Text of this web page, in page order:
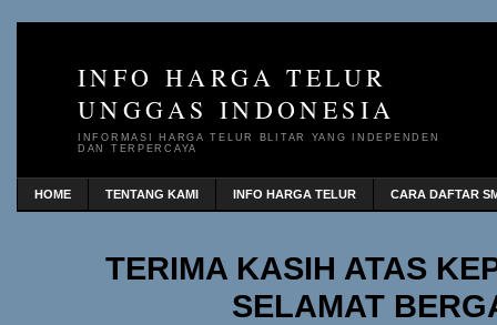
INFO HARGA TELUR
UNGGAS INDONESIA
INFORMASI HARGA TELUR BLITAR YANG INDEPENDEN
DAN TERPERCAYA
HOME TENTANG KAMI INFO HARGA TELUR CARA DAFTAR
TERIMA KASIH ATAS
SELAMAT